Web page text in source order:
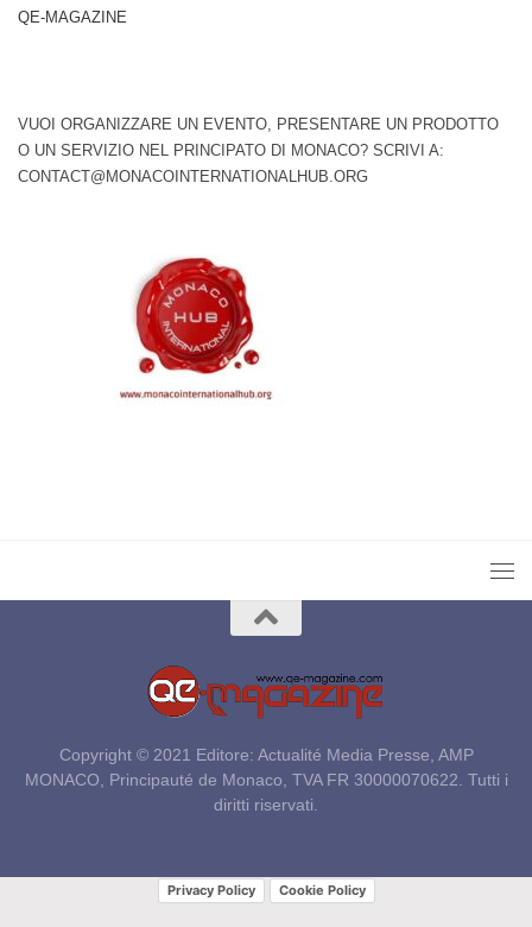
QE-MAGAZINE
VUOI ORGANIZZARE UN EVENTO, PRESENTARE UN PRODOTTO
O UN SERVIZIO NEL PRINCIPATO DI MONACO? SCRIVI A:
CONTACT@MONACOINTERNATIONALHUB.ORG
Copyright © 2021 Editore: Actualité Media Presse, AMP
MONACO, Principauté de Monaco, TVA FR 30000070622. Tutti i
diritti riservati.
Privacy Policy Cookie Policy